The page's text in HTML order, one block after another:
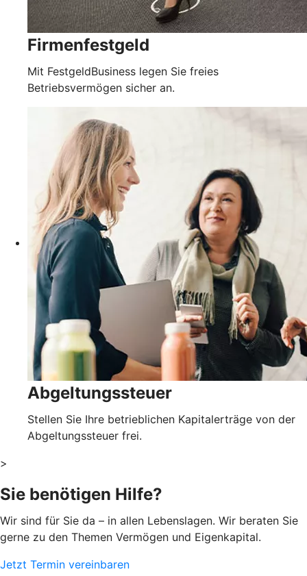
Firmenfestgeld
Mit FestgeldBusiness legen Sie freies
Betriebsvermögen sicher an.
Abgeltungssteuer
Stellen Sie Ihre betrieblichen Kapitalerträge von der
Abgeltungssteuer frei.
>
Sie benötigen Hilfe?
Wir sind für Sie da – in allen Lebenslagen. Wir beraten Sie
gerne zu den Themen Vermögen und Eigenkapital.
Jetzt Termin vereinbaren